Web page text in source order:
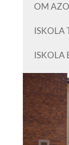
OM
ISKOLA
ISKOLA